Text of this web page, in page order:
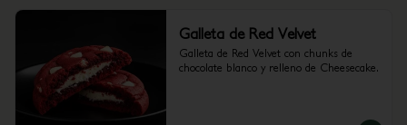
Galleta de Red Velvet
Galleta de Red Velvet con chunks de
chocolate blanco y relleno de Cheesecake.